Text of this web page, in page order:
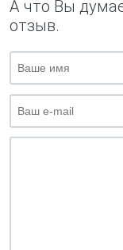
А что Вы
отзыв.